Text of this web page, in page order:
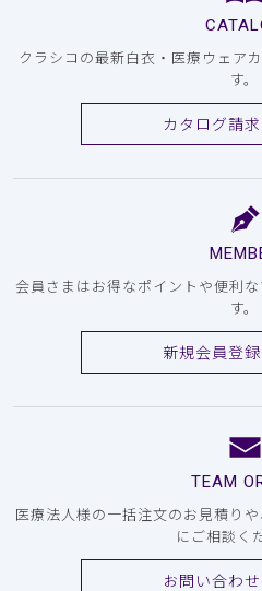
クラシコの最新白衣・医療ウェア
す。
カタログ請
会員さまはお得なポイントや便利
す。
新規会員登
TEAM
医療法人様の一括注文のお見積り
にご相談く
お問い合わ